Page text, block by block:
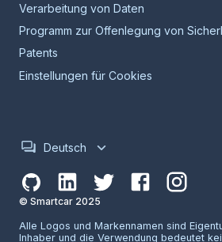
Verarbeitung von Daten
Programm zur Offenlegung von
Patents
Einstellungen für Cookies
Deutsch
© Smartcar 2025
Alle Logos und Markennamen sind
Inhaber und die Verwendung bedeutet